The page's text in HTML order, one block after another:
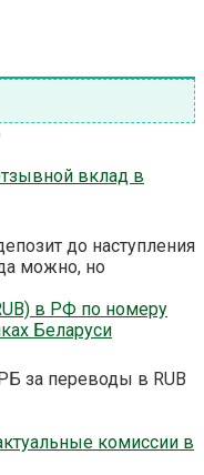
вклад в
до наступления
можно, но
в РФ по номеру
Беларуси
за переводы в RUB
комиссии в